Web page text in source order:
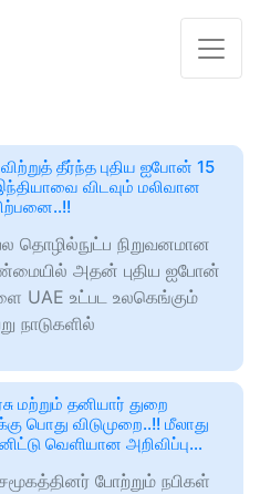
தீர்ந்த புதிய ஐபோன் 15
விடவும் மலிவான
தொழில்நுட்ப நிறுவனமான
அதன் புதிய ஐபோன்
UAE உட்பட உலகெங்கும்
நாடுகளில்
மற்றும் தனியார் துறை
பொது விடுமுறை..!! மீலாது
வெளியான அறிவிப்பு…
போற்றும் நபிகள்